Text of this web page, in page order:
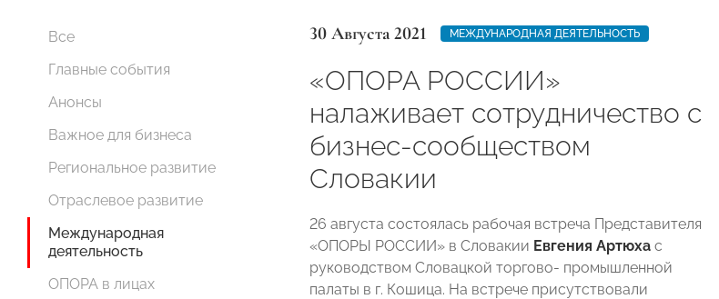
Все
Главные события
Анонсы
Важное для бизнеса
Региональное развитие
Отраслевое развитие
Международная
деятельность
ОПОРА в лицах
30 Августа 2021 МЕЖДУНАРОДНАЯ ДЕЯТЕЛЬНОСТЬ
«ОПОРА РОССИИ»
налаживает сотрудничество с
бизнес-сообществом
Словакии
26 августа состоялась рабочая встреча Представителя
«ОПОРЫ РОССИИ» в Словакии Евгения Артюха с
руководством Словацкой торгово- промышленной
палаты в г. Кошица. На встрече присутствовали